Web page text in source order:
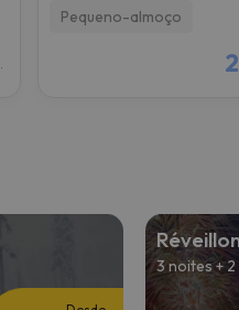
Pequeno-almoço
3 noites +